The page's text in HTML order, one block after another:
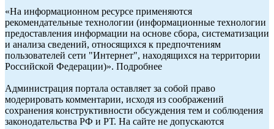
«На информационном ресурсе применяются
рекомендательные технологии (информационные технологии
предоставления информации на основе сбора, систематизации
и анализа сведений, относящихся к предпочтениям
пользователей сети "Интернет", находящихся на территории
Российской Федерации)». Подробнее
Администрация портала оставляет за собой право
модерировать комментарии, исходя из соображений
сохранения конструктивности обсуждения тем и соблюдения
законодательства РФ и РТ. На сайте не допускаются